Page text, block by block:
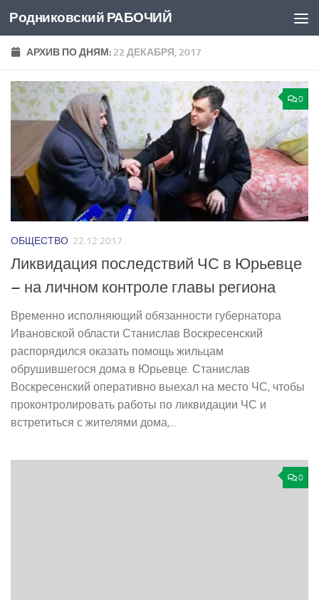
Перейти к содержимому
Родниковский РАБОЧИЙ
АРХИВ ПО ДНЯМ: 22 ДЕКАБРЯ, 2017
0
ОБЩЕСТВО 22.12.2017
Ликвидация последствий ЧС в Юрьевце
– на личном контроле главы региона
Временно исполняющий обязанности губернатора
Ивановской области Станислав Воскресенский
распорядился оказать помощь жильцам
обрушившегося дома в Юрьевце. Станислав
Воскресенский оперативно выехал на место ЧС, чтобы
проконтролировать работы по ликвидации ЧС и
встретиться с жителями дома,...
0